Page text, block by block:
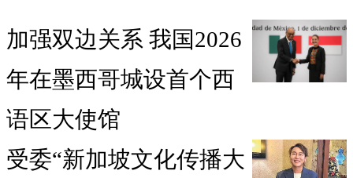
加强双边关系 我国2026
年在墨西哥城设首个西
语区大使馆
受委“新加坡文化传播大